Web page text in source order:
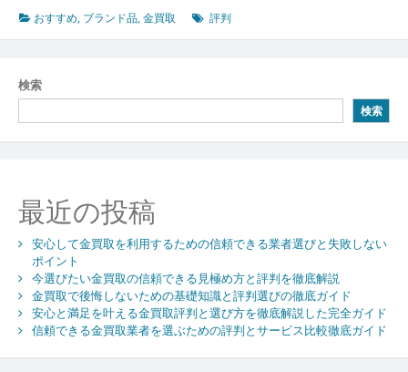
て
資
め
の
金
取
完
全
ガ
イ
おすすめ, ブランド品,金買取 評判
検索
検索
最近の投稿
安心して金買取を利用するための信頼できる業者選びと失敗しない
ポイント
今選びたい金買取の信頼できる見極め方と評判を徹底解説
金買取で後悔しないための基礎知識と評判選びの徹底ガイド
安心と満足を叶える金買取評判と選び方を徹底解説した完全ガイド
信頼できる金買取業者を選ぶための評判とサービス比較徹底ガイド